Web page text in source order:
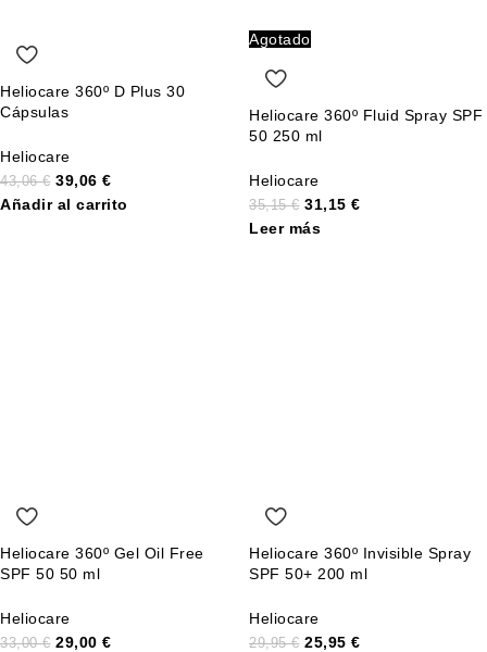
Heliocare 360º D Plus 30
Cápsulas
Heliocare
43,06€ 39,06 €
Añadir al carrito
Agotado
Heliocare 360º Fluid Spray SPF
50 250 ml
Heliocare
35,15€ 31,15 €
Leer más
Heliocare 360º Gel Oil Free
SPF 50 50 ml
Heliocare
33,00€ 29,00 €
Heliocare 360º Invisible Spray
SPF 50+ 200 ml
Heliocare
29,95€ 25,95 €